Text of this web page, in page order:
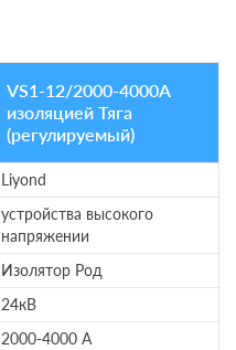
VS1-12/2000-4000A
изоляцией Тяга
(регулируемый)
Liyond
устройства высокого
напряжении
Изолятор Род
24кВ
2000-4000 A